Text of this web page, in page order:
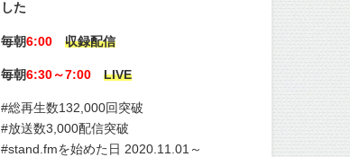
した
毎朝6:00 収録配信
毎朝6:30～7:00 LIVE
#総再生数132,000回突破
#放送数3,000配信突破
#stand.fmを始めた日 2020.11.01～